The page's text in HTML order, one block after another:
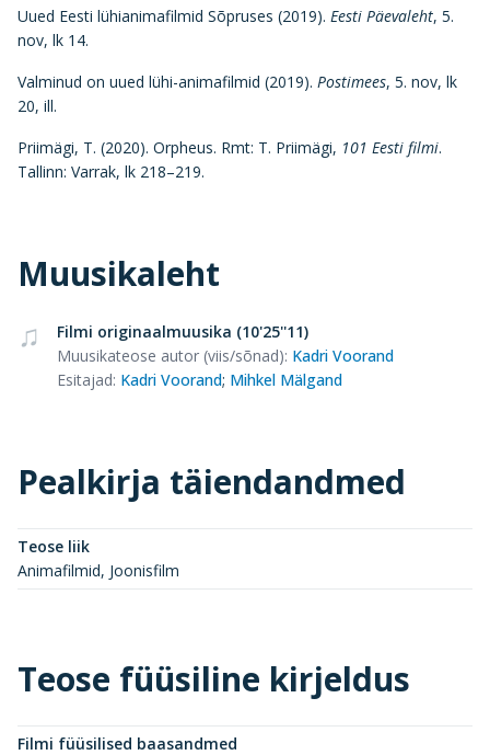
Uued Eesti lühianimafilmid Sõpruses (2019). Eesti Päevaleht, 5.
nov, lk 14.
Valminud on uued lühi-animafilmid (2019). Postimees, 5. nov, lk
20, ill.
Priimägi, T. (2020). Orpheus. Rmt: T. Priimägi, 101 Eesti filmi.
Tallinn: Varrak, lk 218–219.
Muusikaleht
Filmi originaalmuusika (10'25''11)
Muusikateose autor (viis/sõnad): Kadri Voorand
Esitajad: Kadri Voorand; Mihkel Mälgand
Pealkirja täiendandmed
Teose liik
Animafilmid, Joonisfilm
Teose füüsiline kirjeldus
Filmi füüsilised baasandmed